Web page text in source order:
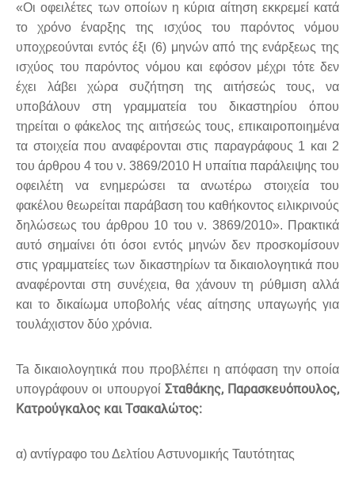
«Οι οφειλέτες των οποίων η κύρια αίτηση εκκρεμεί κατά
το χρόνο έναρξης της ισχύος του παρόντος νόμου
υποχρεούνται εντός έξι (6) μηνών από της ενάρξεως της
ισχύος του παρόντος νόμου και εφόσον μέχρι τότε δεν
έχει λάβει χώρα συζήτηση της αιτήσεώς τους, να
υποβάλουν στη γραμματεία του δικαστηρίου όπου
τηρείται ο φάκελος της αιτήσεώς τους, επικαιροποιημένα
τα στοιχεία που αναφέρονται στις παραγράφους 1 και 2
του άρθρου 4 του ν. 3869/2010 Η υπαίτια παράλειψης του
οφειλέτη να ενημερώσει τα ανωτέρω στοιχεία του
φακέλου θεωρείται παράβαση του καθήκοντος ειλικρινούς
δηλώσεως του άρθρου 10 του ν. 3869/2010». Πρακτικά
αυτό σημαίνει ότι όσοι εντός μηνών δεν προσκομίσουν
στις γραμματείες των δικαστηρίων τα δικαιολογητικά που
αναφέρονται στη συνέχεια, θα χάνουν τη ρύθμιση αλλά
και το δικαίωμα υποβολής νέας αίτησης υπαγωγής για
τουλάχιστον δύο χρόνια.
Ta δικαιολογητικά που προβλέπει η απόφαση την οποία
υπογράφουν οι υπουργοί Σταθάκης, Παρασκευόπουλος,
Κατρούγκαλος και Τσακαλώτος:
α) αντίγραφο του Δελτίου Αστυνομικής Ταυτότητας